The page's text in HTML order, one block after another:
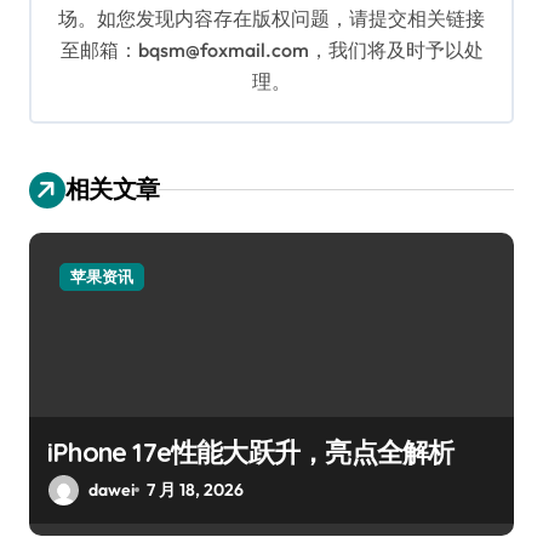
场。如您发现内容存在版权问题，请提交相关链接
至邮箱：bqsm@foxmail.com，我们将及时予以处
理。
相关文章
苹果资讯
iPhone 17e性能大跃升，亮点全解析
dawei 7 月 18, 2026